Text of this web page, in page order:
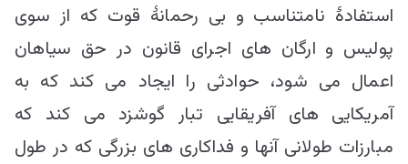
استفادۀ نامتناسب و بی رحمانۀ قوت که از سوی
پولیس و ارگان های اجرای قانون در حق سیاهان
اعمال می شود، حوادثی را ایجاد می کند که به
آمریکایی های آفریقایی تبار گوشزد می کند که
مبارزات طولانی آنها و فداکاری های بزرگی که در طول